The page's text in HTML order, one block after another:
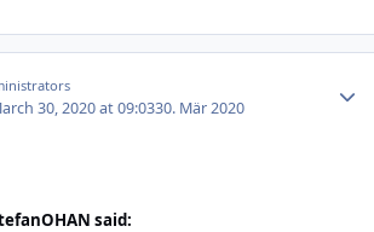
30, 2020 at 09:0330. Mär 2020
said: